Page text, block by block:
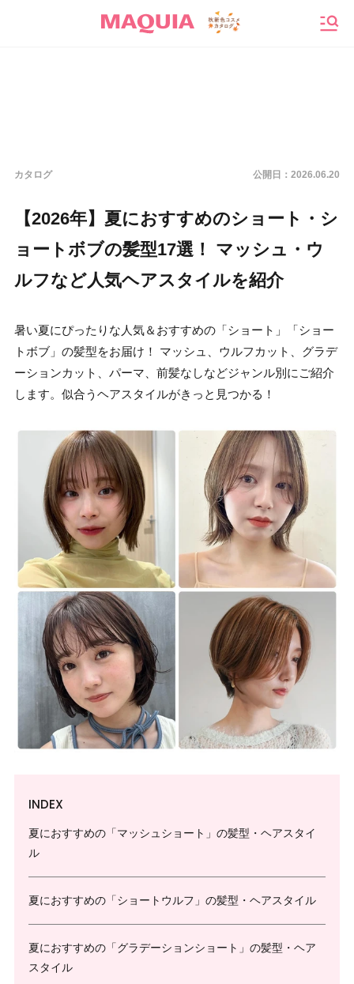
カタログ 公開日： 2026.06.20
【2026年】夏におすすめのショート・シ
ョートボブの髪型17選！ マッシュ・ウ
ルフなど人気ヘアスタイルを紹介
暑い夏にぴったりな人気＆おすすめの「ショート」「ショー
トボブ」の髪型をお届け！ マッシュ、ウルフカット、グラデ
ーションカット、パーマ、前髪なしなどジャンル別にご紹介
します。似合うヘアスタイルがきっと見つかる！
INDEX
夏におすすめの「マッシュショート」の髪型・ヘアスタイ
ル
夏におすすめの「ショートウルフ」の髪型・ヘアスタイル
夏におすすめの「グラデーションショート」の髪型・ヘア
スタイル